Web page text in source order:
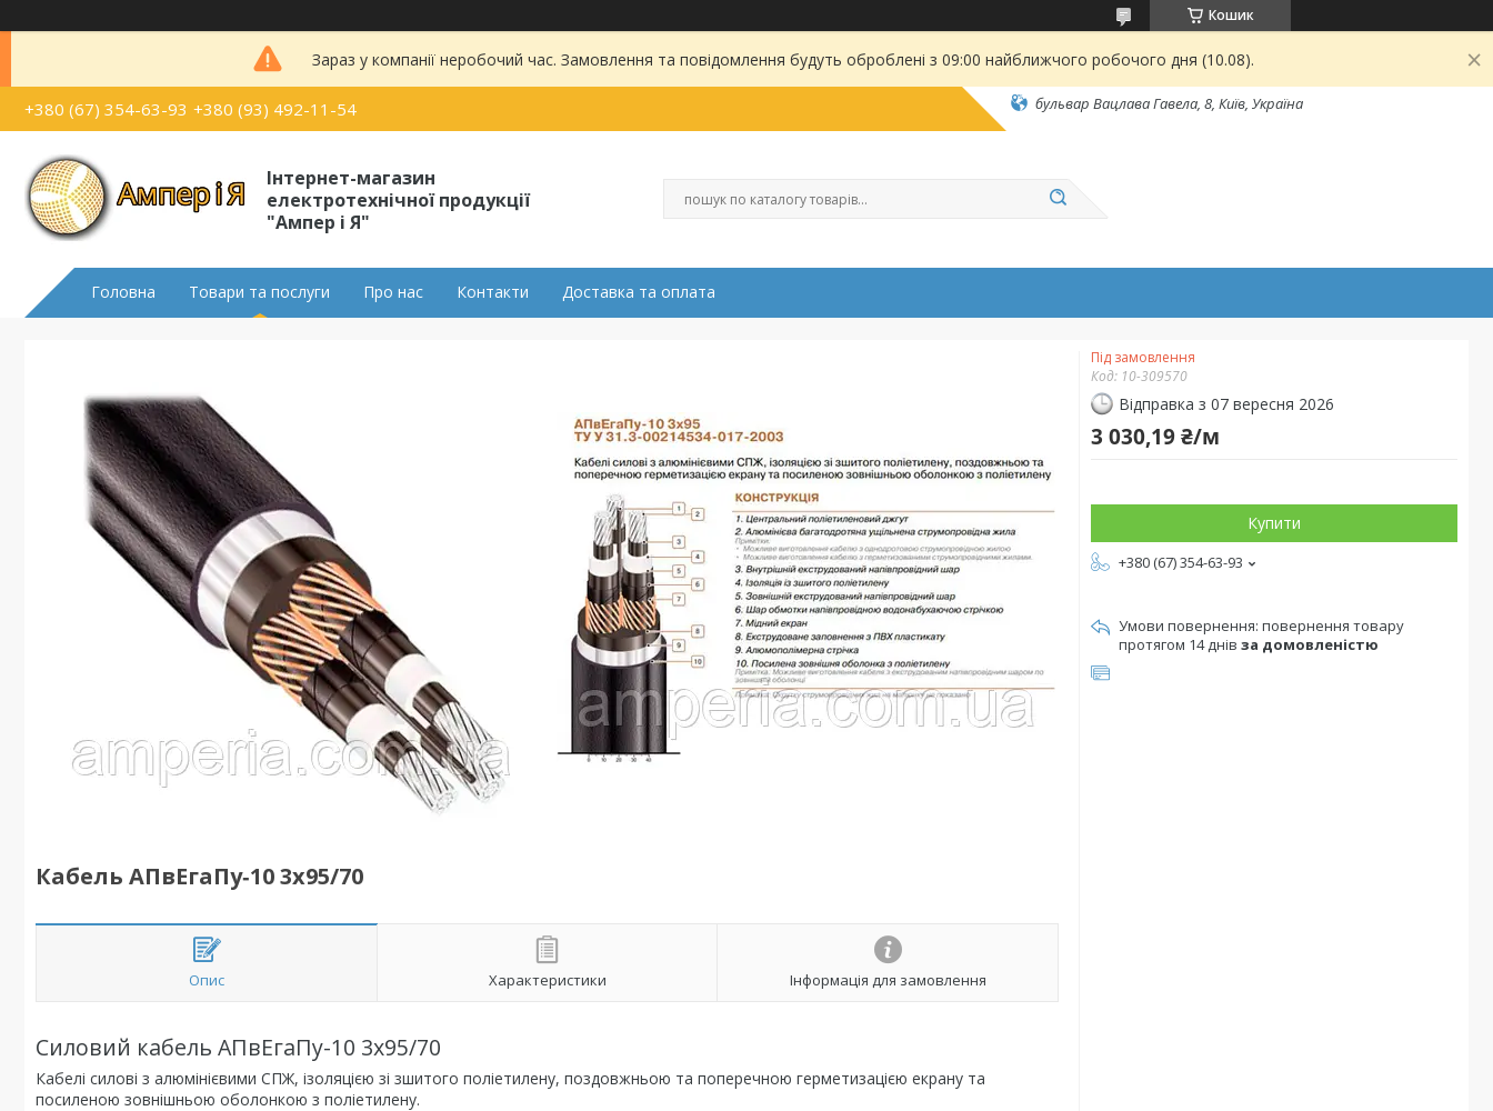
Кошик
Зараз у компанії неробочий час. Замовлення та повідомлення будуть оброблені з 09:00 найближчого робочого дня (10.08).
+380 (67) 354-63-93 +380 (93) 492-11-54 бульвар Вацлава Гавела, 8, Київ, Україна
Інтернет-магазин
електротехнічної продукції
"Ампер і Я"
Головна Товари та послуги Про нас Контакти Доставка та оплата
Кабель АПвЕгаПу‑10 3х95/70
Опис Характеристики Інформація для замовлення
Силовий кабель АПвЕгаПу-10 3х95/70
Кабелі силові з алюмінієвими СПЖ, ізоляцією зі зшитого поліетилену, поздовжньою та поперечною герметизацією екрану та
посиленою зовнішньою оболонкою з поліетилену.
Під замовлення
Код: 10-309570
Відправка з 07 вересня 2026
3 030,19 ₴/м
Купити
+380 (67) 354-63-93
повернення товару
протягом 14 днів за домовленістю